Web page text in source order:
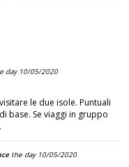
day 10/05/2020
le due isole. Puntuali
base. Se viaggi in gruppo
the day 10/05/2020